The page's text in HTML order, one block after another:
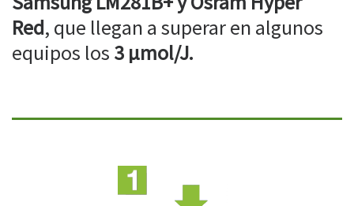
Red, que llegan a superar en algunos
equipos los 3 µmol/J.